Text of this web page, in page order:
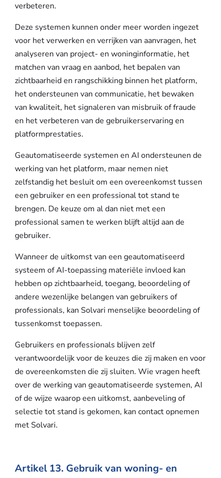
verbeteren.
Deze systemen kunnen onder meer worden ingezet
voor het verwerken en verrijken van aanvragen, het
analyseren van project- en woninginformatie, het
matchen van vraag en aanbod, het bepalen van
zichtbaarheid en rangschikking binnen het platform,
het ondersteunen van communicatie, het bewaken
van kwaliteit, het signaleren van misbruik of fraude
en het verbeteren van de gebruikerservaring en
platformprestaties.
Geautomatiseerde systemen en AI ondersteunen de
werking van het platform, maar nemen niet
zelfstandig het besluit om een overeenkomst tussen
een gebruiker en een professional tot stand te
brengen. De keuze om al dan niet met een
professional samen te werken blijft altijd aan de
gebruiker.
Wanneer de uitkomst van een geautomatiseerd
systeem of AI-toepassing materiële invloed kan
hebben op zichtbaarheid, toegang, beoordeling of
andere wezenlijke belangen van gebruikers of
professionals, kan Solvari menselijke beoordeling of
tussenkomst toepassen.
Gebruikers en professionals blijven zelf
verantwoordelijk voor de keuzes die zij maken en voor
de overeenkomsten die zij sluiten. Wie vragen heeft
over de werking van geautomatiseerde systemen, AI
of de wijze waarop een uitkomst, aanbeveling of
selectie tot stand is gekomen, kan contact opnemen
met Solvari.
Artikel 13. Gebruik van woning- en